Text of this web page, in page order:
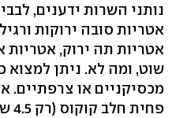
נותני השרות ידענים,
אטריות סובה ירוקות
אטריות תה ירוק, אטריות
שוט, ומה לא. ניתן למצוא
מכסיקניים או צרפתיים.